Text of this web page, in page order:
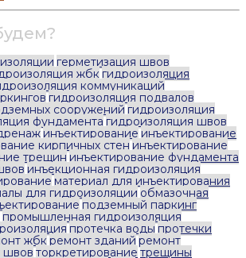
герметизация швов
жбк гидроизоляция
коммуникаций
гидроизоляция подвалов
сооружений гидроизоляция
фундамента гидроизоляция швов
инъектирование инъектирование
кирпичных стен инъектирование
трещин инъектирование фундамента
инъекционная гидроизоляция
материал для инъектирования
для гидроизоляции обмазочная
подземный паркинг
промышленная гидроизоляция
протечка воды протечки
жбкремонт зданий ремонт
швов торкретирование трещины